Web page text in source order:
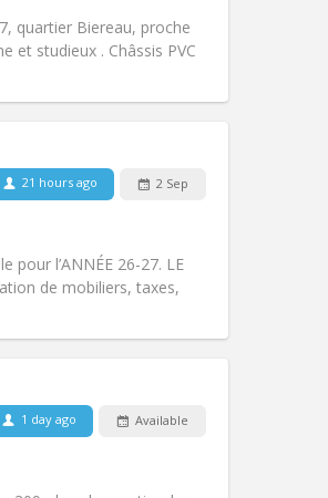
quartier Biereau, proche
et studieux . Châssis PVC
Community, calm,
21 hours ago 2 Sep
pour l’ANNÉE 26-27. LE
de mobiliers, taxes,
calm,
smoking
1 day ago Available
smoking